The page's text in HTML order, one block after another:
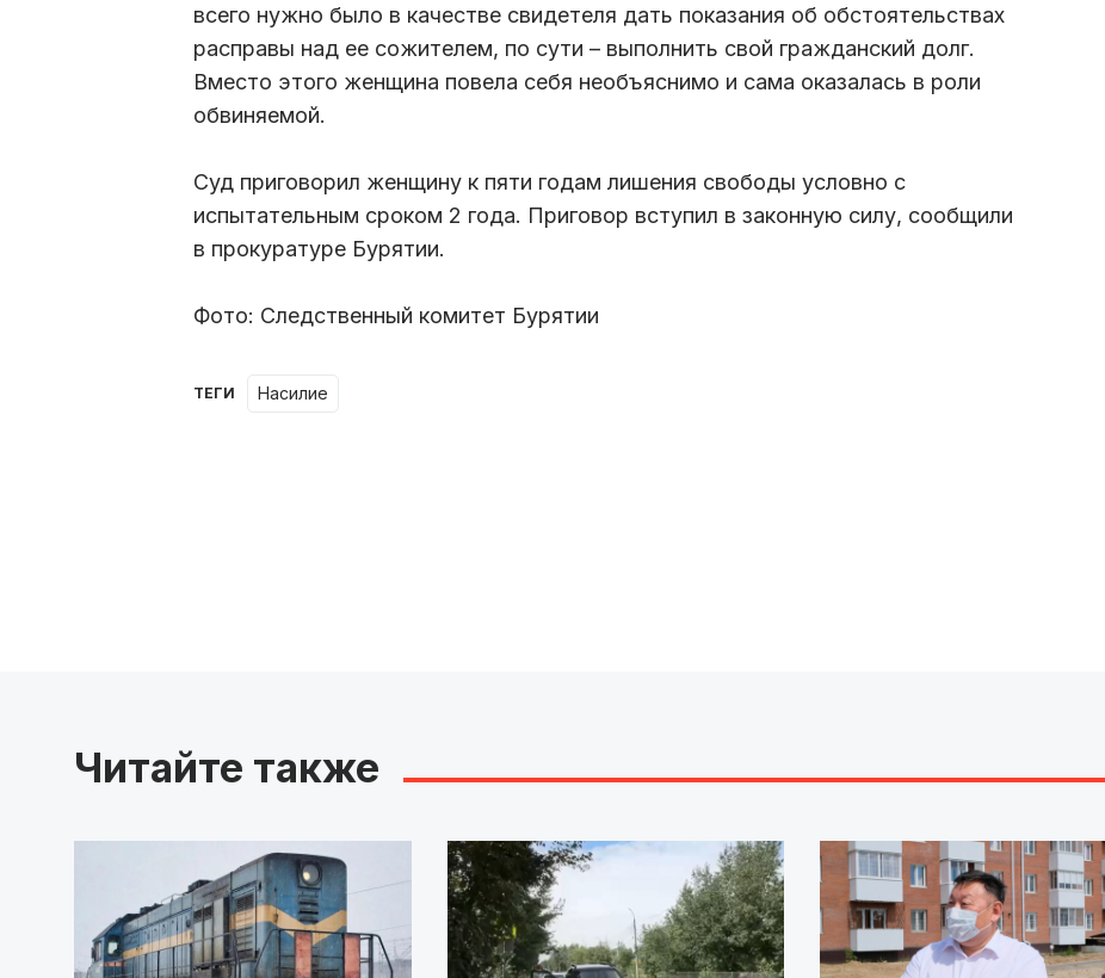
всего нужно было в качестве свидетеля дать показания об обстоятельствах
расправы над ее сожителем, по сути – выполнить свой гражданский долг.
Вместо этого женщина повела себя необъяснимо и сама оказалась в роли
обвиняемой.
Суд приговорил женщину к пяти годам лишения свободы условно с
испытательным сроком 2 года. Приговор вступил в законную силу, сообщили
в прокуратуре Бурятии.
Фото: Следственный комитет Бурятии
ТЕГИ насилие
Читайте также